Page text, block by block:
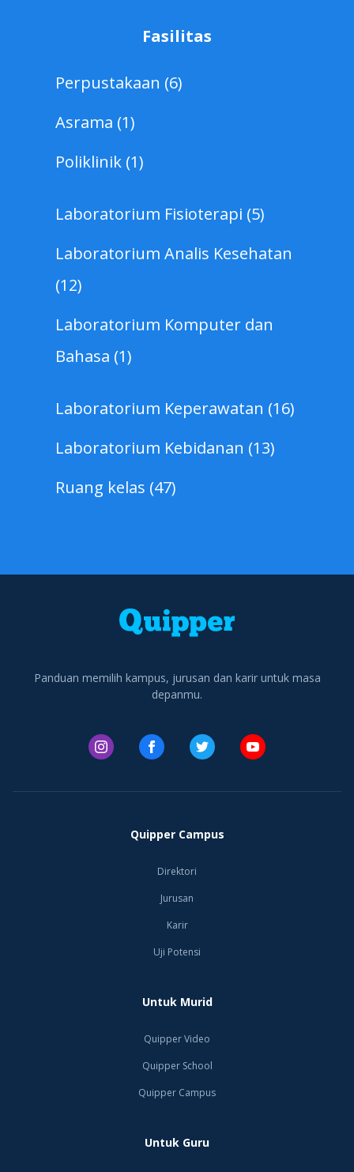
Fasilitas
Perpustakaan (6)
Asrama (1)
Poliklinik (1)
Laboratorium Fisioterapi (5)
Laboratorium Analis Kesehatan
(12)
Laboratorium Komputer dan
Bahasa (1)
Laboratorium Keperawatan (16)
Laboratorium Kebidanan (13)
Ruang kelas (47)
Panduan memilih kampus, jurusan dan karir untuk masa
depanmu.
Quipper Campus
Direktori
Jurusan
Karir
Uji Potensi
Untuk Murid
Quipper Video
Quipper School
Quipper Campus
Untuk Guru